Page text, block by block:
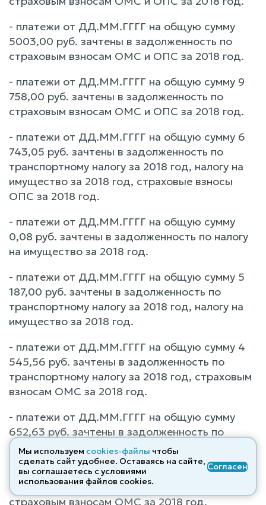
- платежи от ДД.ММ.ГГГГ на общую сумму
5003,00 руб. зачтены в задолженность по
страховым взносам ОМС и ОПС за 2018 год.
- платежи от ДД.ММ.ГГГГ на общую сумму 9
758,00 руб. зачтены в задолженность по
страховым взносам ОМС и ОПС за 2018 год.
- платежи от ДД.ММ.ГГГГ на общую сумму 6
743,05 руб. зачтены в задолженность по
транспортному налогу за 2018 год, налогу на
имущество за 2018 год, страховые взносы
ОПС за 2018 год.
- платежи от ДД.ММ.ГГГГ на общую сумму
0,08 руб. зачтены в задолженность по налогу
на имущество за 2018 год.
- платежи от ДД.ММ.ГГГГ на общую сумму 5
187,00 руб. зачтены в задолженность по
транспортному налогу за 2018 год, налогу на
имущество за 2018 год.
- платежи от ДД.ММ.ГГГГ на общую сумму 4
545,56 руб. зачтены в задолженность по
транспортному налогу за 2018 год, страховым
взносам ОМС за 2018 год.
- платежи от ДД.ММ.ГГГГ на общую сумму
652,63 руб. зачтены в задолженность по
страховым взносам ОМС за 2018 год.
- платежи от ДД.ММ.ГГГГ на общую сумму 3
651,31 руб. зачтены в задолженность по
страховым взносам ОМС за 2018 год.
Мы используем cookies-файлы чтобы
сделать сайт удобнее. Оставаясь на сайте,
вы соглашаетесь с условиями
использования файлов cооkies.
Согласен